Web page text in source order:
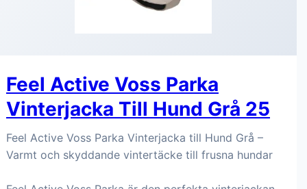
Feel Active Voss Parka
Vinterjacka Till Hund Grå 25
Feel Active Voss Parka Vinterjacka till Hund Grå –
Varmt och skyddande vintertäcke till frusna hundar